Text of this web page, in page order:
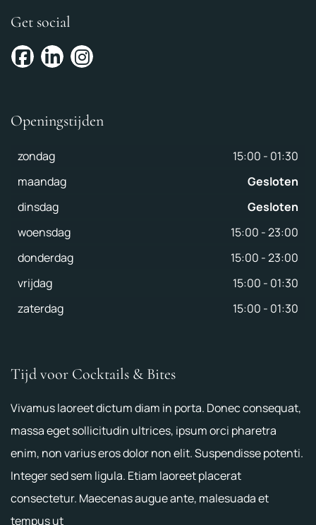
Get social
Openingstijden
zondag 15:00 - 01:30
maandag
Gesloten
dinsdag
Gesloten
woensdag
15:00 -23:00
donderdag
15:00 -23:00
vrijdag
15:00 - 01:30
zaterdag
15:00 - 01:30
Tijd voor Cocktails & Bites
Vivamus laoreet dictum diam in porta. Donec consequat,
massa eget sollicitudin ultrices, ipsum orci pharetra
enim, non varius eros dolor non elit. Suspendisse potenti.
Integer sed sem ligula. Etiam laoreet placerat
consectetur. Maecenas augue ante, malesuada et
tempus ut